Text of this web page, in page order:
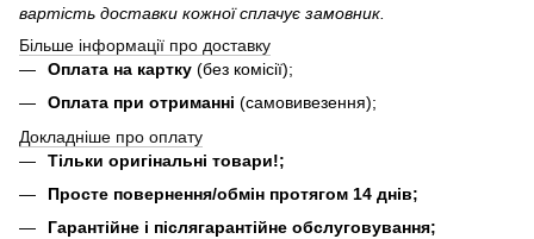
вартість доставки кожної сплачує замовник.
Більше інформації про доставку
Оплата на картку (без комісії);
Оплата при отриманні (самовивезення);
Докладніше про оплату
Тільки оригінальні товари!;
Просте повернення/обмін протягом 14 днів;
Гарантійне і післягарантійне обслуговування;